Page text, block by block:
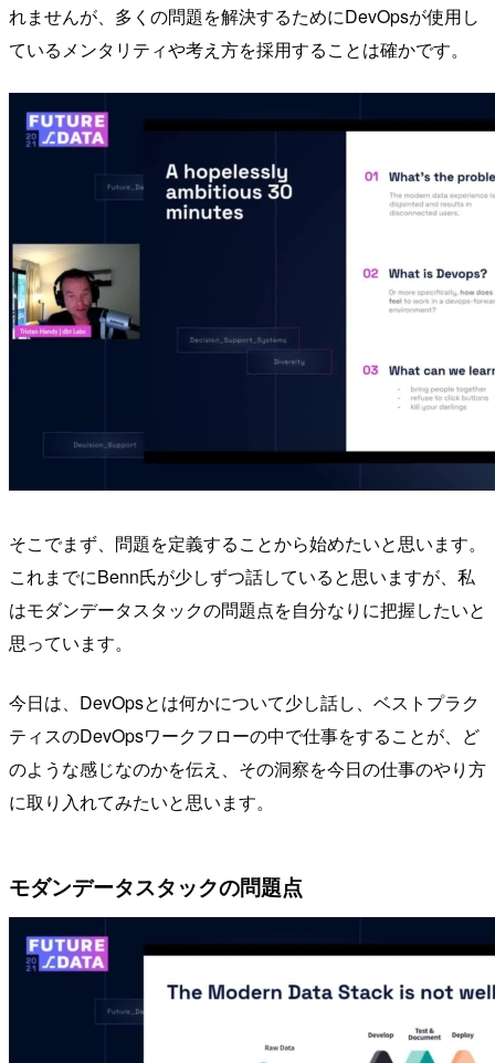
れませんが、多くの問題を解決するためにDevOpsが使用し
ているメンタリティや考え方を採用することは確かです。
そこでまず、問題を定義することから始めたいと思います。
これまでにBenn氏が少しずつ話していると思いますが、私
はモダンデータスタックの問題点を自分なりに把握したいと
思っています。
今日は、DevOpsとは何かについて少し話し、ベストプラク
ティスのDevOpsワークフローの中で仕事をすることが、ど
のような感じなのかを伝え、その洞察を今日の仕事のやり方
に取り入れてみたいと思います。
モダンデータスタックの問題点